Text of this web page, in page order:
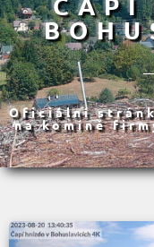
Oficiální
na komíně